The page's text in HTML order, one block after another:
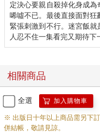
定決心要親自殺掉化身成
唏噓不已。最後直接面對狂
緊張刺激到不行。迷宮飯
相關商品
全選 加入購物車
※ 出版日十年以上商品需另下
併結帳，敬請見諒。